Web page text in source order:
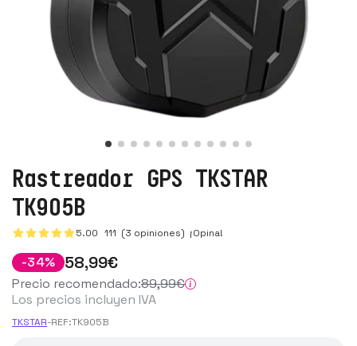
Rastreador GPS TKSTAR
TK905B
5.00 111 (3 opiniones) ¡Opina!
-34% 58,99€
Precio recomendado:89,99€
Los precios incluyen IVA
TKSTAR-REF:TK905B